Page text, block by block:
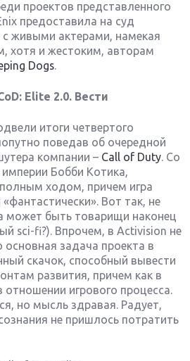
проектов представленного
предоставила на суд
с живыми актерами, намекая
хотя и жестоким, авторам
Dogs.
Elite 2.0. Вести
итоги четвертого
поведав об очередной
компании – Call of Duty. Со
Бобби Котика,
ходом, причем игра
Вот так, не
может быть товарищи наконец
sci-fi?). Впрочем, в Activision не
задача проекта в
скачок, способный вывести
развития, причем как в
отношении игрового процесса.
но мысль здравая. Радует,
не пришлось потратить